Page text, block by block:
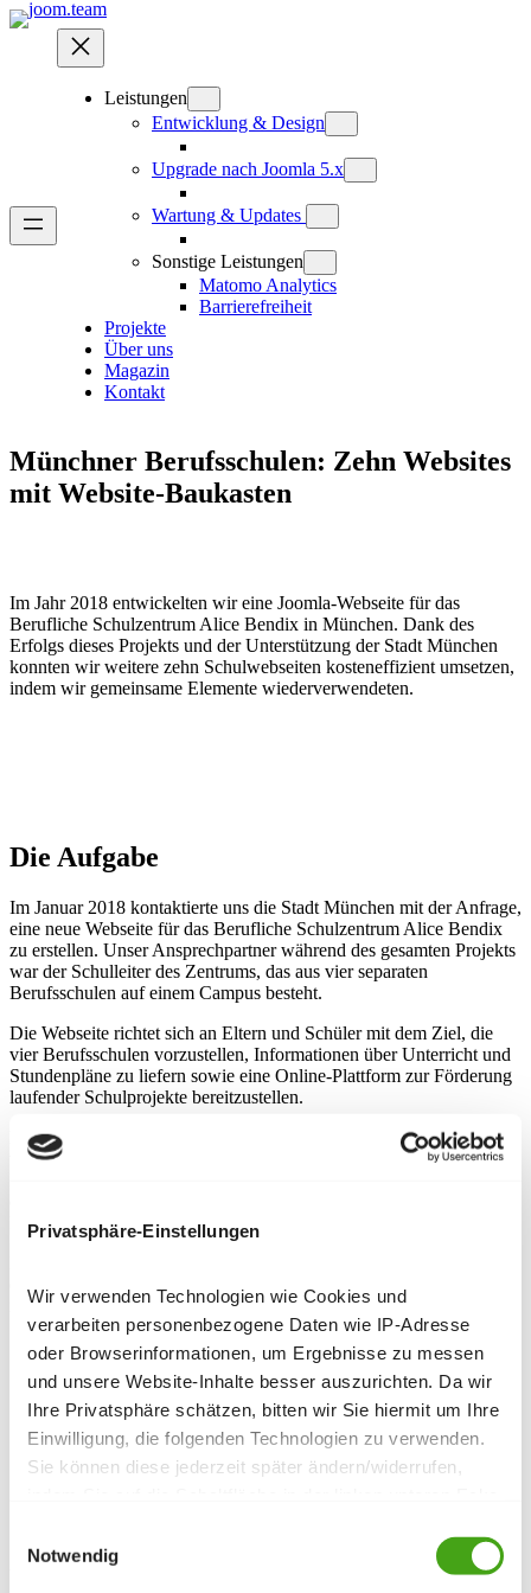
Privatsphäre-Einstellungen
Wir verwenden Technologien wie Cookies und
verarbeiten personenbezogene Daten wie IP-Adresse
oder Browserinformationen, um Ergebnisse zu messen
und unsere Website-Inhalte besser auszurichten. Da wir
Ihre Privatsphäre schätzen, bitten wir Sie hiermit um Ihre
Einwilligung, die folgenden Technologien zu verwenden.
Sie können diese jederzeit später ändern/widerrufen,
Notwendig
Zum
springen
Leistungen
Entwicklung & Design
Upgrade nach Joomla 5.x
Wartung & Updates
Sonstige Leistungen
Matomo Analytics
Barrierefreiheit
Projekte
Über uns
Magazin
Kontakt
Münchner Berufsschulen: Zehn Websites
mit Website-Baukasten
Im Jahr 2018 entwickelten wir eine Joomla-Webseite für das
Berufliche Schulzentrum Alice Bendix in München. Dank des
Erfolgs dieses Projekts und der Unterstützung der Stadt München
konnten wir weitere zehn Schulwebseiten kosteneffizient umsetzen,
indem wir gemeinsame Elemente wiederverwendeten.
Die Aufgabe
Im Januar 2018 kontaktierte uns die Stadt München mit der Anfrage,
eine neue Webseite für das Berufliche Schulzentrum Alice Bendix
zu erstellen. Unser Ansprechpartner während des gesamten Projekts
war der Schulleiter des Zentrums, das aus vier separaten
Berufsschulen auf einem Campus besteht.
Die Webseite richtet sich an Eltern und Schüler mit dem Ziel, die
vier Berufsschulen vorzustellen, Informationen über Unterricht und
Stundenpläne zu liefern sowie eine Online-Plattform zur Förderung
laufender Schulprojekte bereitzustellen.
Da die bestehende Webseite ebenfalls mit Joomla entwickelt wurde,
wurden wir beauftragt, dies auch für die neue Seite zu verwenden.
München.
intuitiv bedienbares Backend für das Lehrpersonal.
Über den Kunden
Das Berufliche Schulzentrum Alice Bendix umfasst vier
separate Berufsschulen für Sozialpflege, Ernährung,